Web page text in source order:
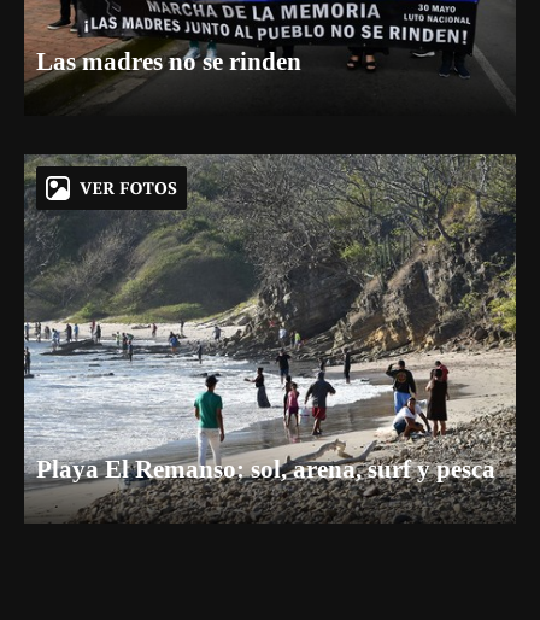
Las madres no se rinden
Playa El Remanso: sol, arena, surf y pesca